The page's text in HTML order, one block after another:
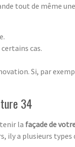
tout de même
cas.
Si, par
34
la façade de
ily a plusieurs types